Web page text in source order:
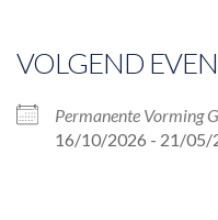
VOLGEND
Permanente Vorming
16/10/2026 - 21/05/